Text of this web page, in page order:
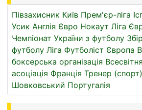
Півзахисник Київ Прем'єр-ліга
Усик Англія Євро Нокаут Ліга
Чемпіонат України з футболу
футболу Ліга Футболіст Європа
боксерська організація
асоціація Франція Тренер (спорт)
Шовковський Португалія